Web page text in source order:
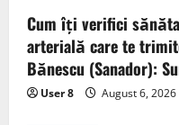
Cum îți verifici
arterială care te
Bănescu (Sanador):
User 8 August 6, 2026